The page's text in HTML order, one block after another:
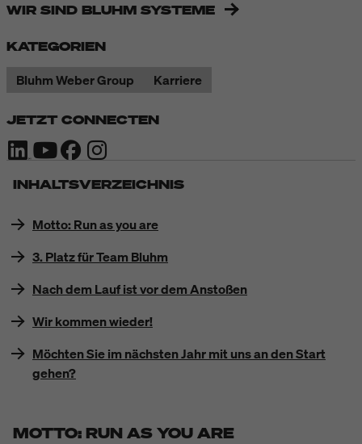
WIR SIND BLUHM SYSTEME
KATEGORIEN
Bluhm Weber Group
Karriere
JETZT CONNECTEN
INHALTSVERZEICHNIS
Motto: Run as you are
3. Platz für Team Bluhm
Nach dem Lauf ist vor dem Anstoßen
Wir kommen wieder!
Möchten Sie im nächsten Jahr mit uns an den Start
gehen?
MOTTO: RUN AS YOU ARE